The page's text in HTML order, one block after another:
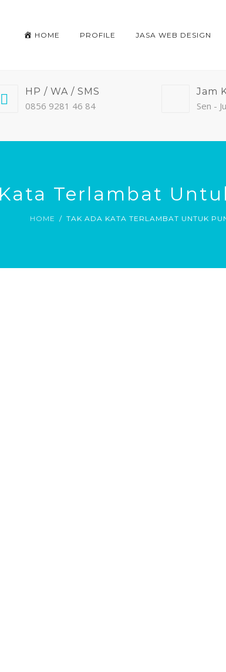
HOME PROFILE JASA WEB DESIGN
HP / WA / SMS
0856 9281 46 84
Jam
Sen -
Terlambat
HOME TAK ADA KATA TERLAMBAT UNTUK